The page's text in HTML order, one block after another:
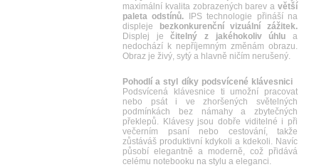
maximální kvalita zobrazených barev a větší
paleta odstínů. IPS technologie přináší na
displeje
bezkonkurenční vizuální zážitek.
Displej ječitelný z jakéhokoliv úhlu a
nedochází k nepříjemným změnám obrazu.
Obraz je živý, sytý a hlavně ničím nerušený.
Pohodlí a styl díky podsvícené klávesnici
Podsvícená klávesnice ti umožní pracovat
nebo psát i ve zhoršených světelných
podmínkách bez námahy a zbytečných
překlepů. Klávesy jsou dobře viditelné i při
večerním psaní nebo cestování, takže
zůstáváš produktivní kdykoli a kdekoli. Navíc
působí elegantně a moderně, což přidává
celému notebooku na stylu a eleganci.